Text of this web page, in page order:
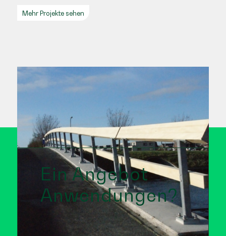
Mehr Projekte sehen
Ein Angebot
Anwendungen?